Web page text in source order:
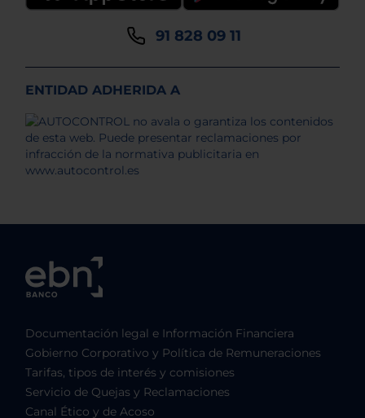
91 828 09 11
ENTIDAD ADHERIDA A
Documentación legal e Información Financiera
Gobierno Corporativo y Política de Remuneraciones
Tarifas, tipos de interés y comisiones
Servicio de Quejas y Reclamaciones
Canal Ético y de Acoso